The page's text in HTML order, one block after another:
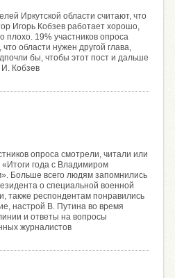
Иркутской области считают, что
Игорь Кобзев работает хорошо,
плохо. 19% участников опроса
области нужен другой глава,
бы, чтобы этот пост и дальше
Кобзев
опроса смотрели, читали или
года с Владимиром
Больше всего людям запомнились
о специальной военной
также респондентам понравились
настрой В. Путина во время
и ответы на вопросы
журналистов